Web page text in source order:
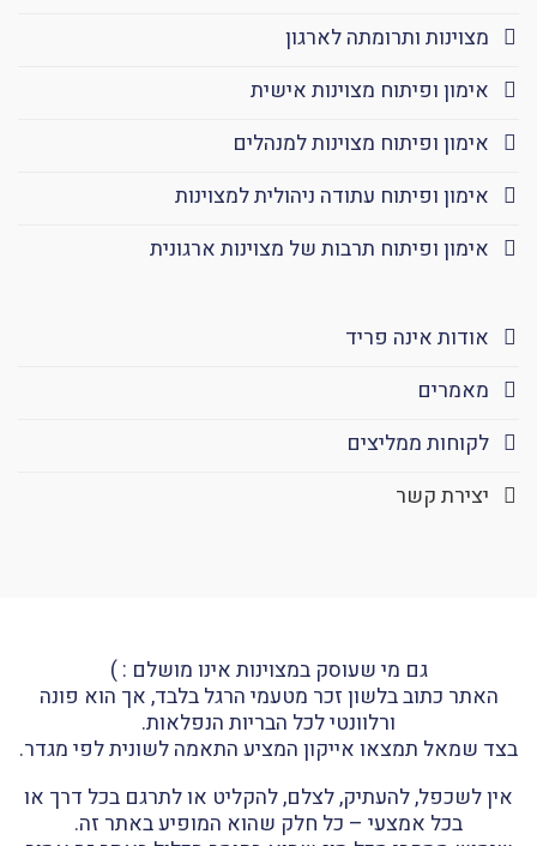
מצוינות ותרומתה לארגון
אימון ופיתוח מצוינות אישית
אימון ופיתוח מצוינות למנהלים
אימון ופיתוח עתודה ניהולית למצוינות
אימון ופיתוח תרבות של מצוינות ארגונית
אודות אינה פריד
מאמרים
לקוחות ממליצים
יצירת קשר
גם מי שעוסק במצוינות אינו מושלם : )
האתר כתוב בלשון זכר מטעמי הרגל בלבד, אך הוא פונה
ורלוונטי לכל הבריות הנפלאות.
בצד שמאל תמצאו אייקון המציע התאמה לשונית לפי מגדר.
אין לשכפל, להעתיק, לצלם, להקליט או לתרגם בכל דרך או
בכל אמצעי – כל חלק שהוא המופיע באתר זה.